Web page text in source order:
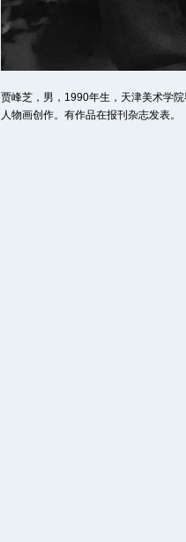
贾峰芝，男，1990年生，天津美术学
人物画创作。有作品在报刊杂志发表。